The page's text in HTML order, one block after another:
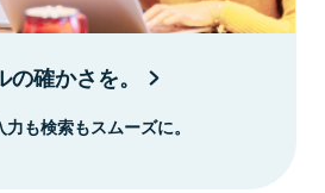
確かさを。
も検索もスムーズに。